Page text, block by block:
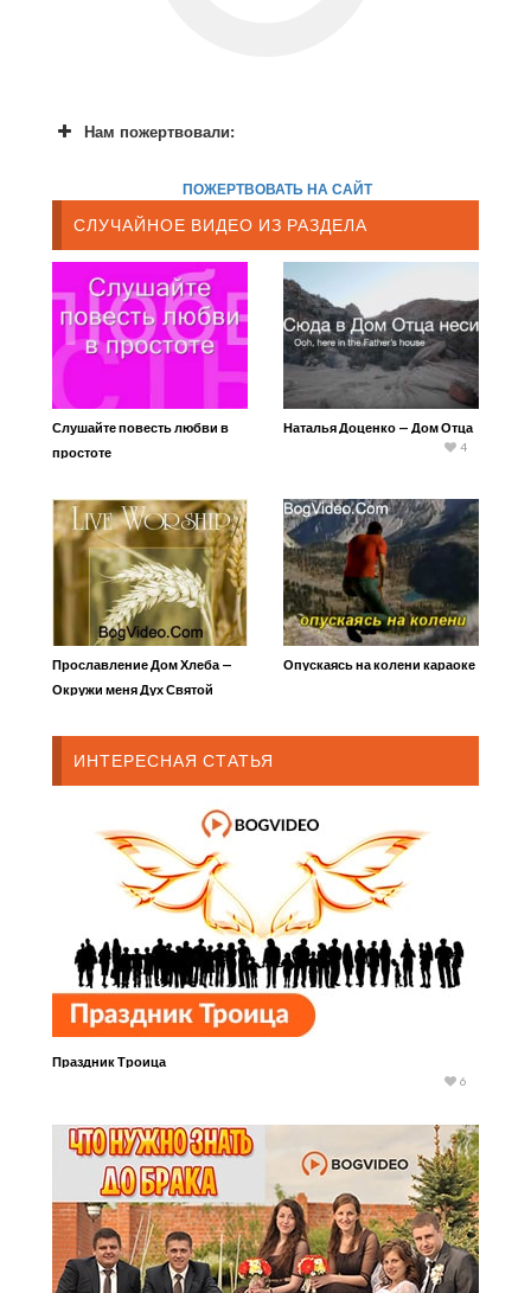
Нам пожертвовали:
ПОЖЕРТВОВАТЬ НА САЙТ
СЛУЧАЙНОЕ ВИДЕО ИЗ РАЗДЕЛА
Слушайте повесть любви в
простоте
Наталья Доценко — Дом Отца
4
Прославление Дом Хлеба —
Окружи меня Дух Святой
Опускаясь на колени караоке
ИНТЕРЕСНАЯ СТАТЬЯ
Праздник Троица
6